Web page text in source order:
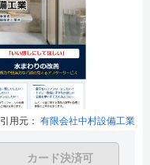
引用元： 有限会社中村設備工業
カード決済可